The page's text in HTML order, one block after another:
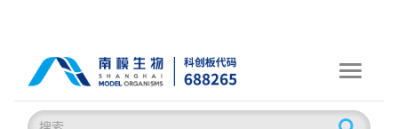
Toggle